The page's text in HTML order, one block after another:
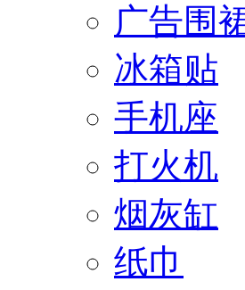
广告围
冰箱贴
手机座
打火机
烟灰缸
纸巾